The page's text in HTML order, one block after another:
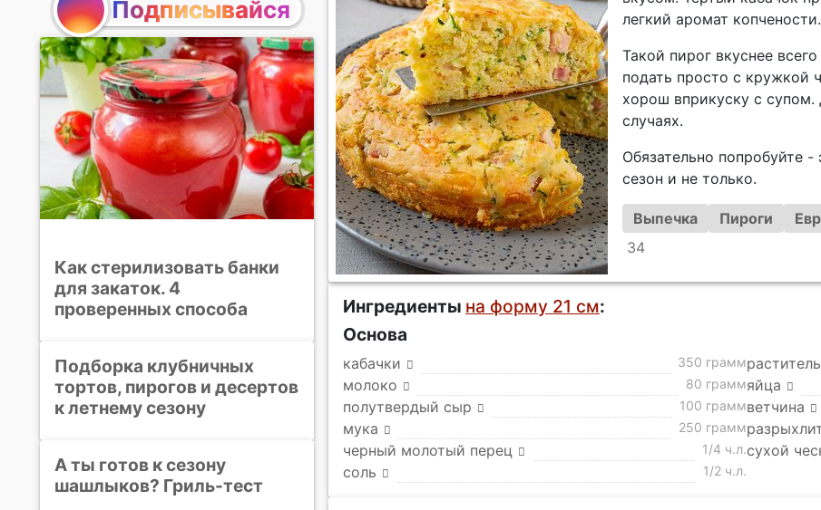
легкий аромат копчености.
Такой пирог вкуснее
подать просто с кружкой
хорош вприкуску с
случаях.
Обязательно попробуйте
сезон и не только.
Выпечка Пироги
34
Ингредиенты на форму 21 см:
Основа
кабачки 350 грамм
молоко 80 граммяйца
полутвердый сыр 100 граммветчина
мука 250 грамм
черный молотый перец 1/4 ч.л.сухой
соль 1/2 ч.л.
Подписывайся
Как стерилизовать банки
для закаток. 4
проверенных способа
Подборка клубничных
тортов, пирогов и десертов
к летнему сезону
А ты готов к сезону
шашлыков? Гриль-тест